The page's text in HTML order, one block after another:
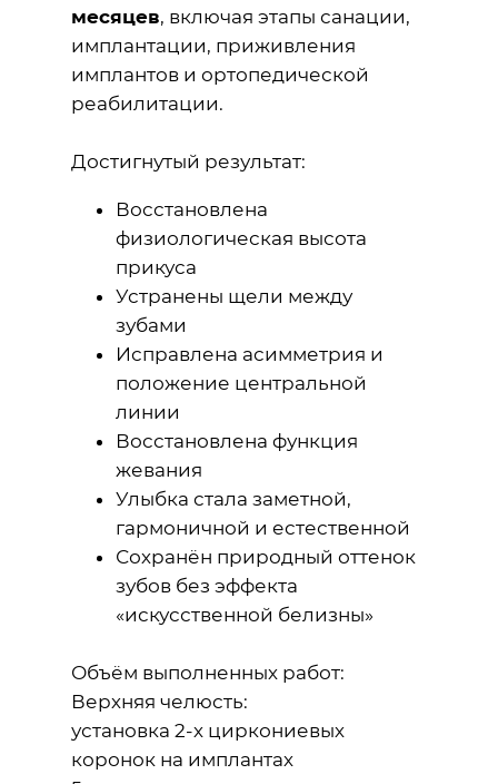
месяцев, включая этапы санации,
имплантации, приживления
имплантов и ортопедической
реабилитации.
Достигнутый результат:
Восстановлена
физиологическая высота
прикуса
Устранены щели между
зубами
Исправлена асимметрия и
положение центральной
линии
Восстановлена функция
жевания
Улыбка стала заметной,
гармоничной и естественной
Сохранён природный оттенок
зубов без эффекта
«искусственной белизны»
Объём выполненных работ:
Верхняя челюсть:
установка 2-х циркониевых
коронок на имплантах